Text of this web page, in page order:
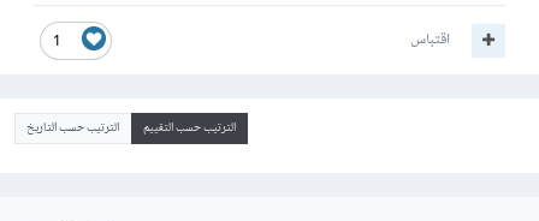
1 اقتباس
الترتيب حسب التقييم الترتيب حسب التاريخ